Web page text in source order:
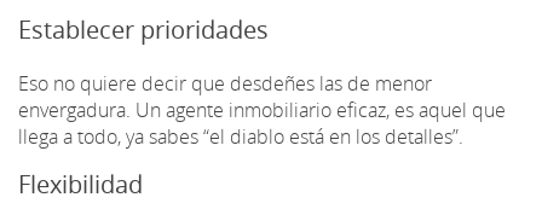
Establecer prioridades
Eso no quiere decir que desdeñes las de menor
envergadura. Un agente inmobiliario eficaz, es aquel que
llega a todo, ya sabes “el diablo está en los detalles”.
Flexibilidad